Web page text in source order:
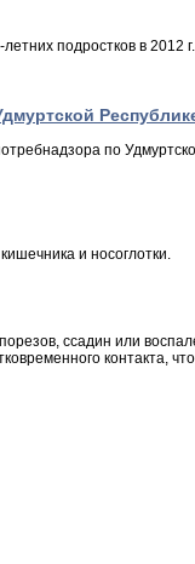
подростков в 2012
по
и носоглотки.
ссадин или
контакта,